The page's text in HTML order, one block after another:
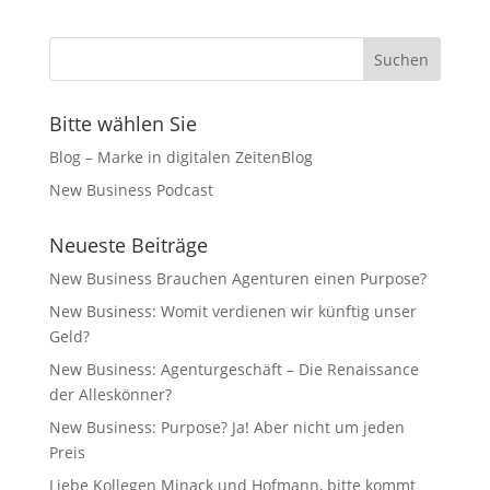
Bitte wählen Sie
Blog – Marke in digitalen ZeitenBlog
New Business Podcast
Neueste Beiträge
New Business Brauchen Agenturen einen Purpose?
New Business: Womit verdienen wir künftig unser
Geld?
New Business: Agenturgeschäft – Die Renaissance
der Alleskönner?
New Business: Purpose? Ja! Aber nicht um jeden
Preis
Liebe Kollegen Minack und Hofmann, bitte kommt